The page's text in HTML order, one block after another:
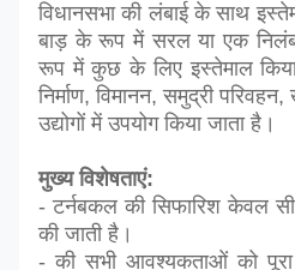
विधानसभा की लंबाई के साथ
बाड़ के रूप में सरल या एक
रूप में कुछ के लिए इस्तेमाल
निर्माण, विमानन, समुद्री
उद्योगों में उपयोग किया जाता है।
मुख्य विशेषताएं:
- टर्नबकल की सिफारिश केवल
की जाती है।
- की सभी आवश्यकताओं को